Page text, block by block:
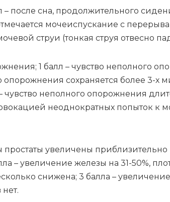
– по­сле сна, про­дол­жи­тель­но­го
мо­че­ис­пус­ка­ние с
струи (тон­кая струя от­вес­но
1 балл – чув­ство не­пол­но­го
опо­рож­не­ния со­хра­ня­ет­ся бо­лее 3-х
не­пол­но­го опо­рож­не­ния
не­од­но­крат­ных по­пы­ток к
уве­ли­че­ны при­бли­зи­тель­но
– уве­ли­че­ние же­ле­зы на 31-50%,
сни­же­на; 3 бал­ла –